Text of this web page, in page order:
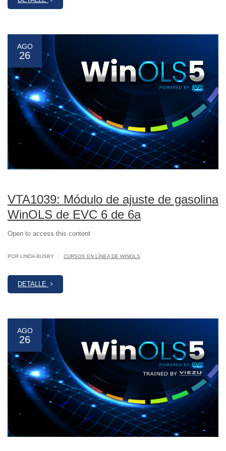
AGO
26
VTA1039: Módulo de ajuste de gasolina
WinOLS de EVC 6 de 6a
Open to access this content
POR LINDA BUSBY CURSOS EN LÍNEA DE WINOLS
DETALLE
AGO
26